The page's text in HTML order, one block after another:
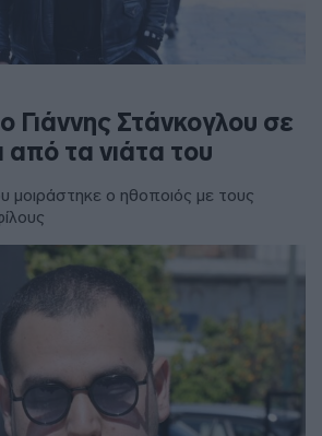
Γιάννης Στάνκογλου σε
τα νιάτα του
μοιράστηκε ο ηθοποιός με τους